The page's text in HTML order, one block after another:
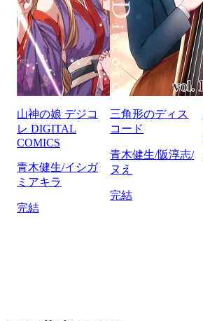
山神の娘 デジコ
レ DIGITAL
COMICS
青木健生/イシガ
ミアキラ
完結
三角形のディス
コード
青木健生/阪淳志/
ヌえ
完結